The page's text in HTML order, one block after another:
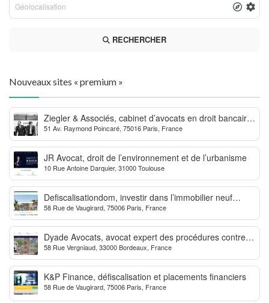
RECHERCHER
Nouveaux sites « premium »
Ziegler & Associés, cabinet d’avocats en droit bancaire,
cryptomonnaie et escroqueries financières
51 Av. Raymond Poincaré, 75016 Paris, France
JR Avocat, droit de l’environnement et de l’urbanisme
10 Rue Antoine Darquier, 31000 Toulouse
Defiscalisationdom, investir dans l’immobilier neuf
Outre-mer
58 Rue de Vaugirard, 75006 Paris, France
Dyade Avocats, avocat expert des procédures contre la
MDPH
58 Rue Vergniaud, 33000 Bordeaux, France
K&P Finance, défiscalisation et placements financiers
58 Rue de Vaugirard, 75006 Paris, France